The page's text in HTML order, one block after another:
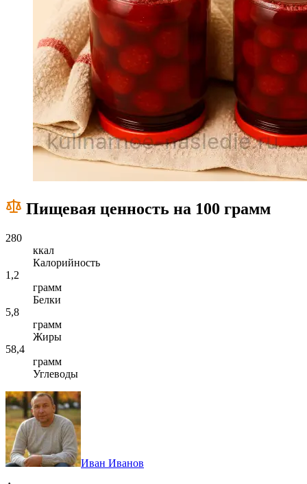
Пищевая ценность на 100 грамм
280
ккал
Калорийность
1,2
грамм
Белки
5,8
грамм
Жиры
58,4
грамм
Углеводы
Иван Иванов